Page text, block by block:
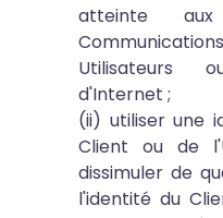
atteinte
Utilisateurs
d'Internet ;
(ii) utiliser une
Client ou de
dissimuler de
l'identité du